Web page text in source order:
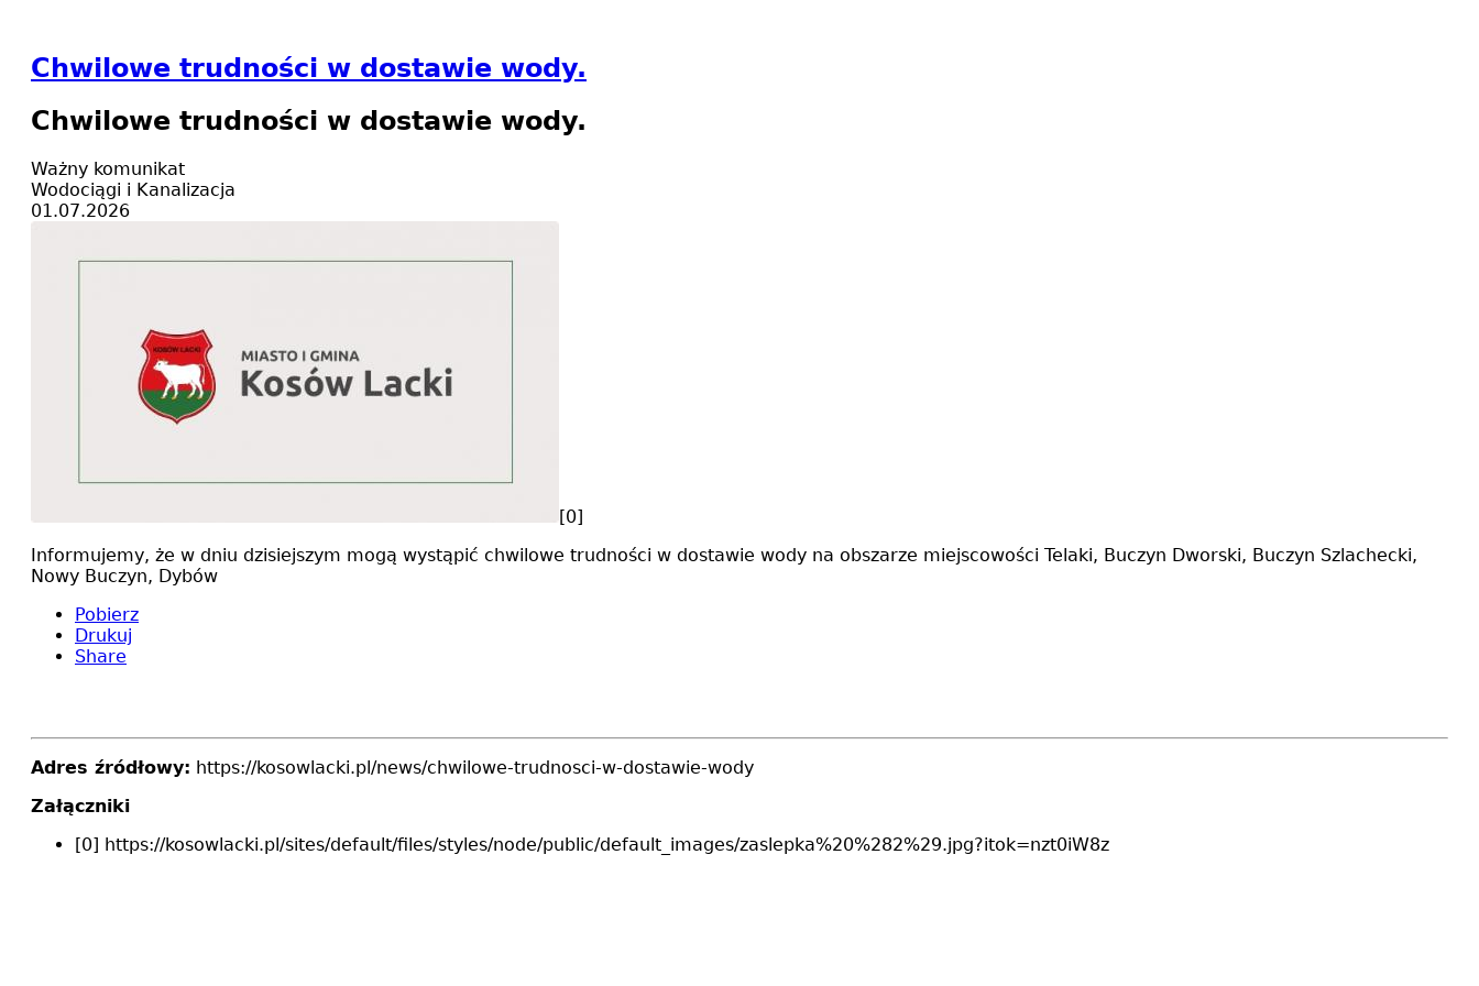
Chwilowe trudności w dostawie wody.
Chwilowe trudności w dostawie wody.
Ważny komunikat
Wodociągi i Kanalizacja
01.07.2026
[0]
Informujemy, że w dniu dzisiejszym mogą wystąpić chwilowe trudności w dostawie wody na obszarze miejscowości Telaki, Buczyn Dworski, Buczyn Szlachecki,
Nowy Buczyn, Dybów
Pobierz
Drukuj
Share
Adres źródłowy: https://kosowlacki.pl/news/chwilowe-trudnosci-w-dostawie-wody
Załączniki
[0] https://kosowlacki.pl/sites/default/files/styles/node/public/default_images/zaslepka%20%282%29.jpg?itok=nzt0iW8z